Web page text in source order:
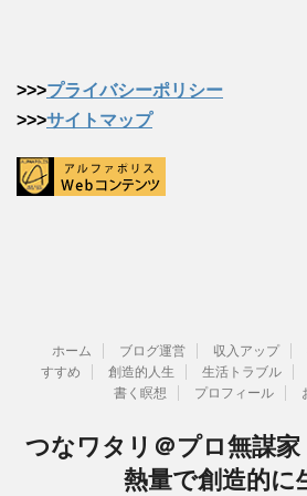
>>>プライバシーポリシー
>>>サイトマップ
ホーム ブログ運営 収入アップ
すすめ
創造的人生 生活トラブル
書く瞑想
プロフィール
つなワタリ＠プロ無謀
熱量で創造的に